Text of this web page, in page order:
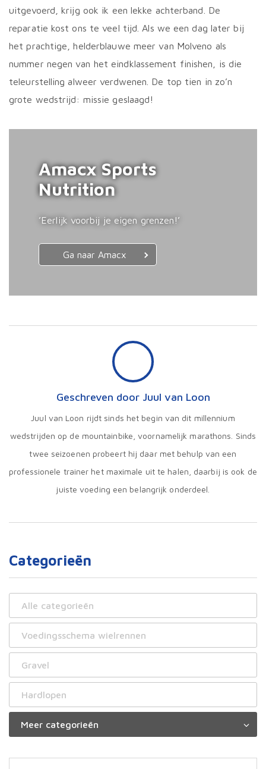
Categorieën
Alle categorieën
Voedingsschema wielrennen
Gravel
Hardlopen
uitgevoerd, krijg ook ik een lekke achterband. De
reparatie kost ons te veel tijd. Als we een dag later bij
het prachtige, helderblauwe meer van Molveno als
nummer negen van het eindklassement finishen, is die
teleurstelling alweer verdwenen. De top tien in zo’n
grote wedstrijd: missie geslaagd!
Amacx Sports
Nutrition
’Eerlijk voorbij je eigen grenzen!’
Ga naar Amacx
Geschreven door Juul van Loon
Juul van Loon rijdt sinds het begin van dit millennium
wedstrijden op de mountainbike, voornamelijk marathons. Sinds
twee seizoenen probeert hij daar met behulp van een
professionele trainer het maximale uit te halen, daarbij is ook de
juiste voeding een belangrijk onderdeel.